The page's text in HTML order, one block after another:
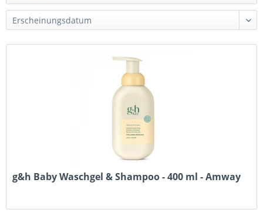
g&h Baby Waschgel & Shampoo - 400 ml - Amway